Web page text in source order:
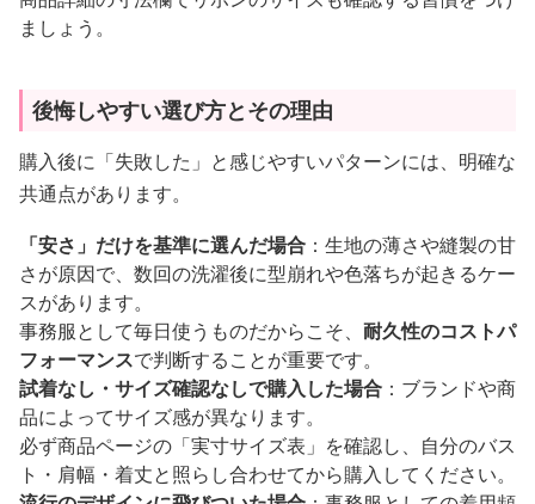
ましょう。
後悔しやすい選び方とその理由
購入後に「失敗した」と感じやすいパターンには、明確な
共通点があります。
「安さ」だけを基準に選んだ場合 ：生地の薄さや縫製の甘
さが原因で、数回の洗濯後に型崩れや色落ちが起きるケー
スがあります。
事務服として毎日使うものだからこそ、 耐久性のコストパ
フォーマンスで判断することが重要です。
試着なし・サイズ確認なしで購入した場合 ：ブランドや商
品によってサイズ感が異なります。
必ず商品ページの「実寸サイズ表」を確認し、自分のバス
ト・肩幅・着丈と照らし合わせてから購入してください。